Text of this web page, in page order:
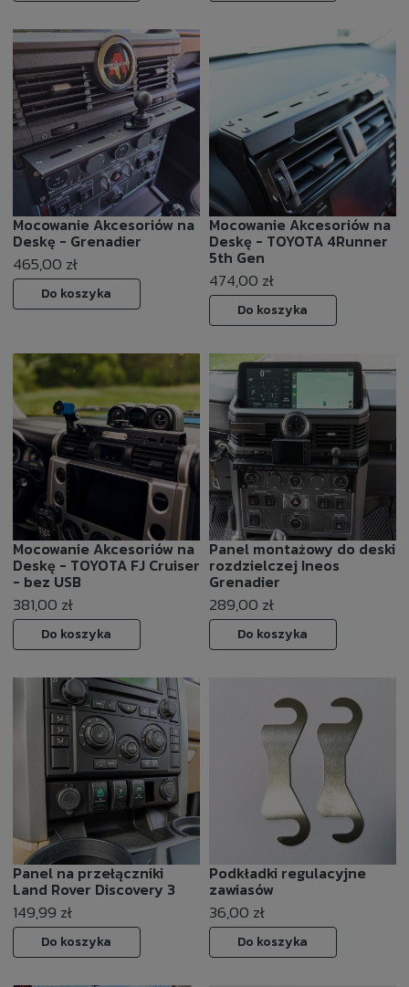
Mocowanie Akcesoriów na
Deskę - Grenadier
465,00 zł
Do koszyka
Mocowanie Akcesoriów na
Deskę - TOYOTA 4Runner
5th Gen
474,00 zł
Do koszyka
Mocowanie Akcesoriów na
Deskę - TOYOTA FJ Cruiser
- bez USB
381,00 zł
Do koszyka
Panel montażowy do deski
rozdzielczej Ineos
Grenadier
289,00 zł
Do koszyka
Panel na przełączniki
Land Rover Discovery 3
149,99 zł
Do koszyka
Podkładki regulacyjne
zawiasów
36,00 zł
Do koszyka